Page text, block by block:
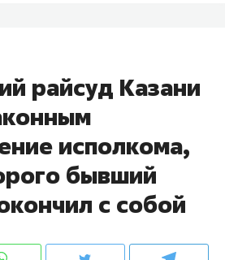
райсуд Казани
исполкома,
бывший
с собой